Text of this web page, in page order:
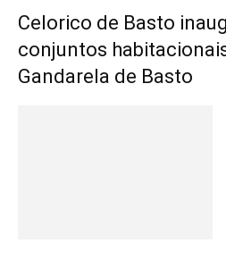
Celorico de Basto
conjuntos
Gandarela de Basto